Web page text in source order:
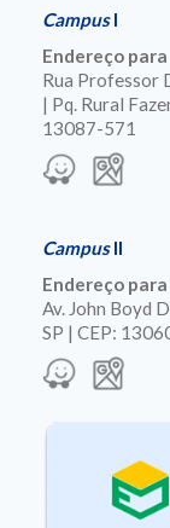
CampusI
Endereço
Rua Professor
| Pq. Rural
13087-571
CampusII
Endereço
Av. John Boyd
SP | CEP: